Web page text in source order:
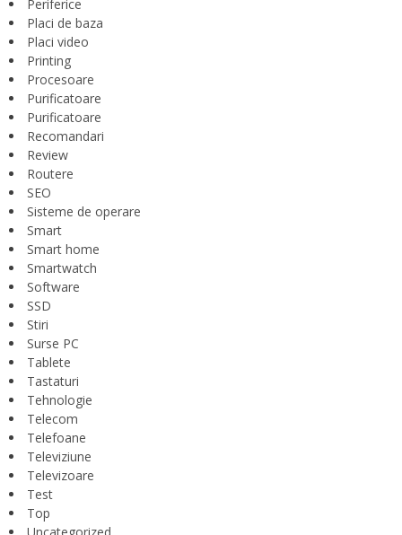
Periferice
Placi de baza
Placi video
Printing
Procesoare
Purificatoare
Purificatoare
Recomandari
Review
Routere
SEO
Sisteme de operare
Smart
Smart home
Smartwatch
Software
SSD
Stiri
Surse PC
Tablete
Tastaturi
Tehnologie
Telecom
Telefoane
Televiziune
Televizoare
Test
Top
Uncategorized